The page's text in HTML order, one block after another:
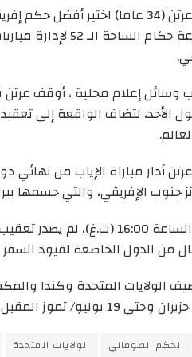
إعلام محلية ، أوقف عرتن
الأحد، لتضاف الواقعة إلى
أدار مباراة الإياب من نهائي
جنوب الإفريقي، والتي حسمها
وحتى الساعة 16:00 (ت.غ)،
من الدول الخاضعة لقيود السفر
تموز المقبل، بمشاركة 48 منتخبا لأول مرة.
الحكم الصومالي الولايات المتحدة